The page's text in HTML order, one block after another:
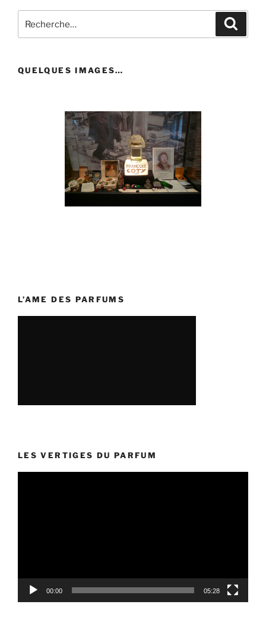
pour
QUELQUES IMAGES…
L’AME DES PARFUMS
LES VERTIGES DU PARFUM
00:00 05:28